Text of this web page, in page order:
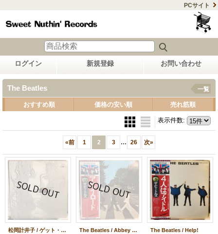
PCサイト
ログイン 新規登録 お問い合わせ
The Beatles 一覧
おすすめ順 価格の安い順 売れ筋順
表示件数:
«前 1 2 3 ... 26 次»
松岡計井子 / ゲット・バック - ビートルズをうたう 第2集
The Beatles / Abbey Road
The Beatles / Help!